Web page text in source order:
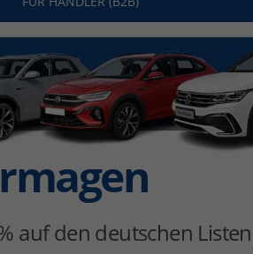
auf den deutschen